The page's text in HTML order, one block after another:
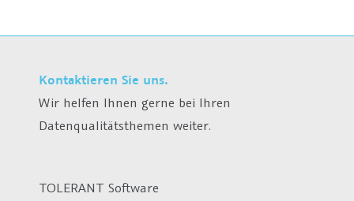
Kontaktieren Sie uns.
Wir helfen Ihnen gerne bei Ihren
Datenqualitätsthemen weiter.
TOLERANT Software